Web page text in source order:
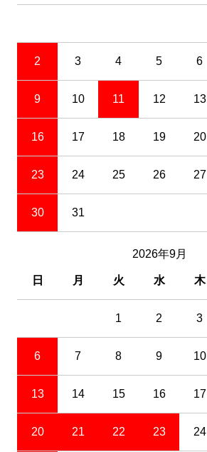
2 3 4 5 6
9 10 11 12 13
16 17 18 19 20
23 24 25 26 27
30 31
2026年9月
日 月 火 水 木
1 2 3
6 7 8 9 10
13 14 15 16 17
20 21 22 23 24